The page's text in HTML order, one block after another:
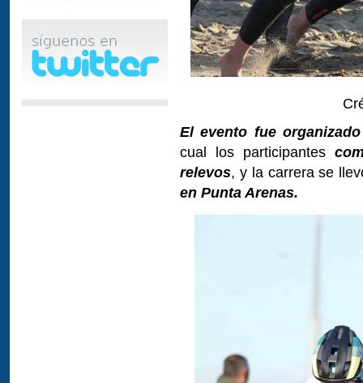
El evento fue
cual los participantes
relevos, y la carrera se
en Punta Arenas.